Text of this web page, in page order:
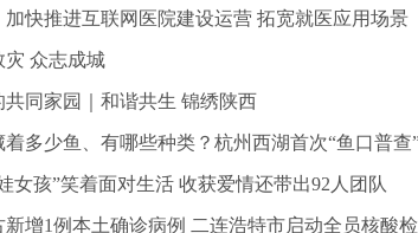
加快推进互联网医院建设运营 拓宽就医应用场景
灾 众志成城
共同家园｜和谐共生 锦绣陕西
着多少鱼、有哪些种类？杭州西湖首次“鱼口普查
女孩”笑着面对生活 收获爱情还带出92人团队
新增1例本土确诊病例 二连浩特市启动全员核酸